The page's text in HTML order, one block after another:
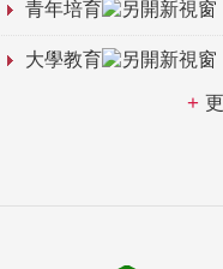
青年培育
大學教育